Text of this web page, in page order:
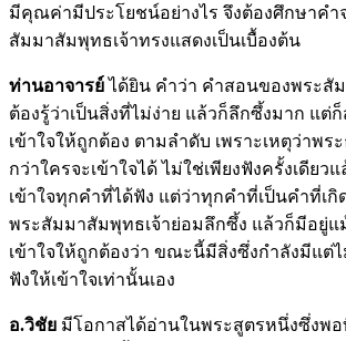
มีคุณค่ามีประโยชน์อย่างไร จึงต้องศึกษาคำ
สัมมาสัมพุทธเจ้าทรงแสดงเป็นเบื้องต้น
ท่านอาจารย์ได้ยิน คำว่า คำสอนของพระสั
ต้องรู้ว่าเป็นสิ่งที่ไม่ง่าย แล้วก็ลึกซึ้งมาก แต่
เข้าใจให้ถูกต้อง ตามลำดับ เพราะเหตุว่าพร
กว่าใครจะเข้าใจได้ ไม่ใช่เพียงฟังครั้งเดียว
เข้าใจทุกคำที่ได้ฟัง แต่ว่าทุกคำที่เป็นคำที่เกิ
พระสัมมาสัมพุทธเจ้าย่อมลึกซึ้ง แล้วก็มีอยู่แ
เข้าใจให้ถูกต้องว่า ขณะนี้มีสิ่งซึ่งกำลังมีแต่
ฟังให้เข้าใจเท่านั้นเอง
อ.วิชัย มีโอกาสได้อ่านในพระสูตรหนึ่งซึ่งพอ